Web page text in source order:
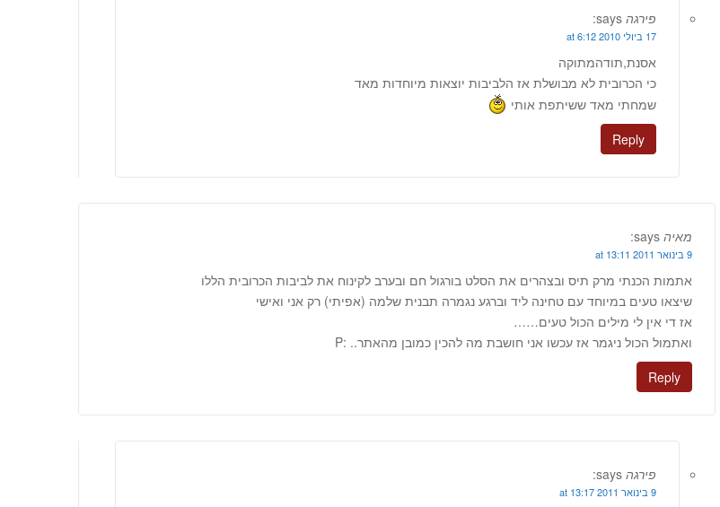
פירגה says:
17 ביולי 2010 at 6:12
אסנת,תודהמתוקה
כי הכרובית לא מבושלת אז הלביבות יוצאות מיוחדות מאד
שמחתי מאד ששיתפת אותי
Reply
מאיה says:
9 בינואר 2011 at 13:11
אתמות הכנתי מרק תיס ובצהרים את הסלט בורגול חם ובערב לקינוח את לביבות הכרובית הללו
שיצאו טעים במיוחד עם טחינה ליד וברגע נגמרה תבנית שלמה (אפיתי) רק אני ואישי
אז די אין לי מילים הכול טעים……
ואתמול הכול ניגמר אז עכשו אני חושבת מה להכין כמובן מהאתר.. :P
Reply
פירגה says:
9 בינואר 2011 at 13:17